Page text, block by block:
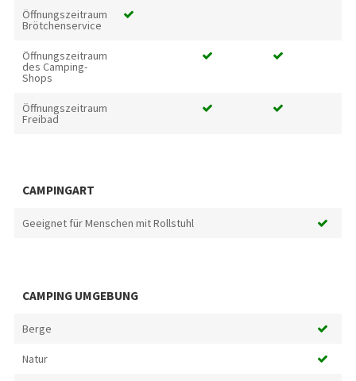
Öffnungszeitraum
Brötchenservice
Öffnungszeitraum
des Camping-
Shops
Öffnungszeitraum
Freibad
CAMPINGART
Geeignet für Menschen mit Rollstuhl
CAMPING UMGEBUNG
Berge
Natur